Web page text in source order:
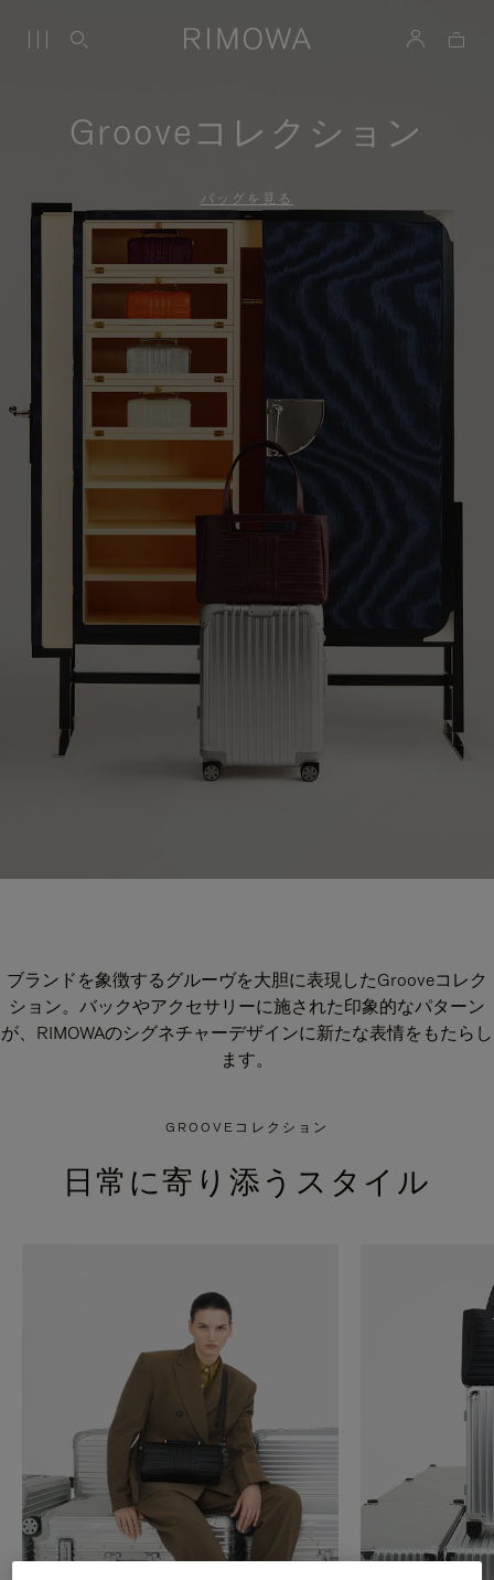
Grooveコレクション
バッグを見る
ブランドを象徴するグルーヴを大胆に表現したGrooveコレク
ション。バックやアクセサリーに施された印象的なパターン
が、RIMOWAのシグネチャーデザインに新たな表情をもたらし
ます。
GROOVEコレクション
日常に寄り添うスタイル